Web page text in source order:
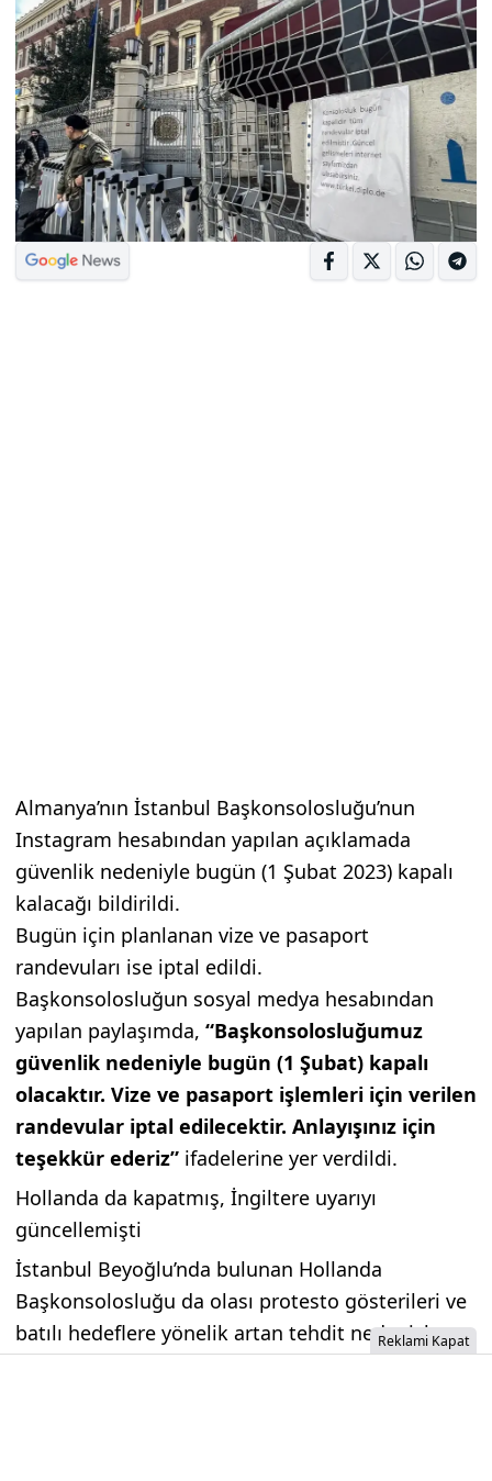
Almanya’nın İstanbul Başkonsolosluğu’nun
Instagram hesabından yapılan açıklamada
güvenlik nedeniyle bugün (1 Şubat 2023) kapalı
kalacağı bildirildi.
Bugün için planlanan vize ve pasaport
randevuları ise iptal edildi.
Başkonsolosluğun sosyal medya hesabından
yapılan paylaşımda, “Başkonsolosluğumuz
güvenlik nedeniyle bugün (1 Şubat) kapalı
olacaktır. Vize ve pasaport işlemleri için verilen
randevular iptal edilecektir. Anlayışınız için
teşekkür ederiz” ifadelerine yer verdildi.
Hollanda da kapatmış, İngiltere uyarıyı
güncellemişti
İstanbul Beyoğlu’nda bulunan Hollanda
Başkonsolosluğu da olası protesto gösterileri ve
batılı hedeflere yönelik artan tehdit nedeniyle
Reklami Kapat